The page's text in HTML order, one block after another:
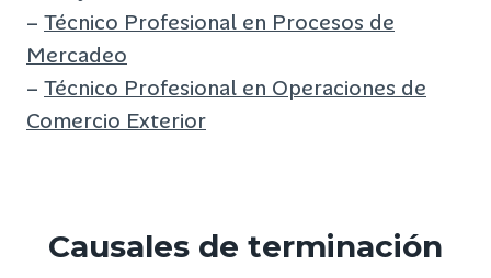
– Técnico Profesional en Procesos de
Mercadeo
– Técnico Profesional en Operaciones de
Comercio Exterior
Causales de terminación